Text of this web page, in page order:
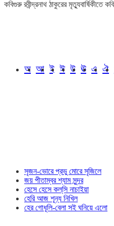
কবিগুরু রবীন্দ্রনাথ ঠাকুরের
অ আ ই ঈ উ ঊ এ ঐ
সৃজন-ভোরে প্রভু মোরে সৃজিলে
জয় পীতাম্বর শ্যাম সুন্দর
হেসে হেসে কল্‌সি নাচাইয়া
হেরি আজ শূন্য নিখিল
হের গোধূলি-বেলা সই ঘনিয়ে এলো